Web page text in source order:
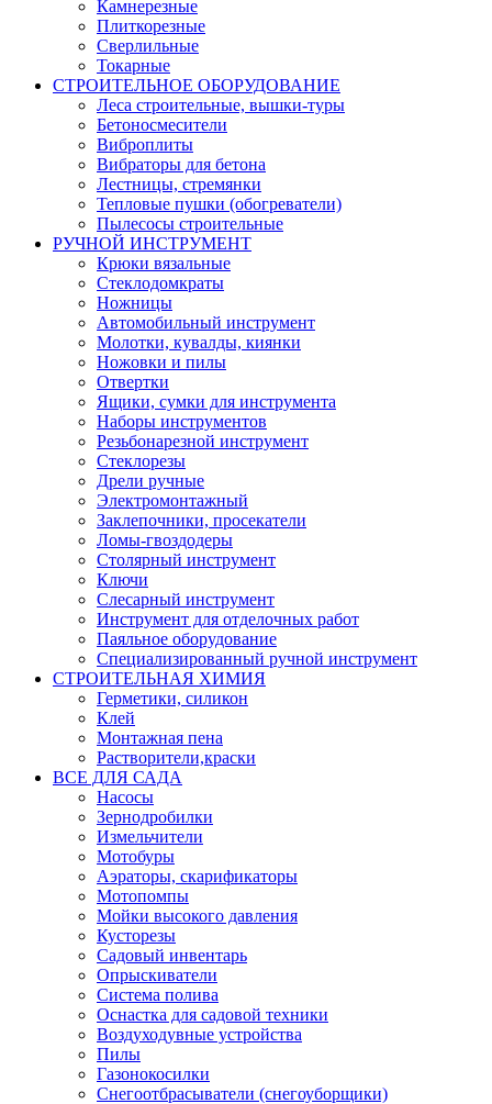
Камнерезные
Плиткорезные
Сверлильные
Токарные
СТРОИТЕЛЬНОЕ ОБОРУДОВАНИЕ
Леса строительные, вышки-туры
Бетоносмесители
Виброплиты
Вибраторы для бетона
Лестницы, стремянки
Тепловые пушки (обогреватели)
Пылесосы строительные
РУЧНОЙ ИНСТРУМЕНТ
Крюки вязальные
Стеклодомкраты
Ножницы
Автомобильный инструмент
Молотки, кувалды, киянки
Ножовки и пилы
Отвертки
Ящики, сумки для инструмента
Наборы инструментов
Резьбонарезной инструмент
Стеклорезы
Дрели ручные
Электромонтажный
Заклепочники, просекатели
Ломы-гвоздодеры
Столярный инструмент
Ключи
Слесарный инструмент
Инструмент для отделочных работ
Паяльное оборудование
Специализированный ручной инструмент
СТРОИТЕЛЬНАЯ ХИМИЯ
Герметики, силикон
Клей
Монтажная пена
Растворители,краски
ВСЕ ДЛЯ САДА
Насосы
Зернодробилки
Измельчители
Мотобуры
Аэраторы, скарификаторы
Мотопомпы
Мойки высокого давления
Кусторезы
Садовый инвентарь
Опрыскиватели
Система полива
Оснастка для садовой техники
Воздуходувные устройства
Пилы
Газонокосилки
Снегоотбрасыватели (снегоуборщики)